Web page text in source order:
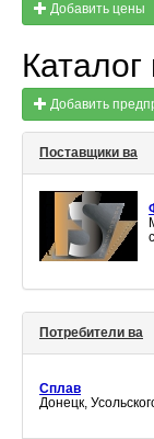
Добавить цены
Добавить
Поставщики ва
Потребители ва
Сплав
Донецк,